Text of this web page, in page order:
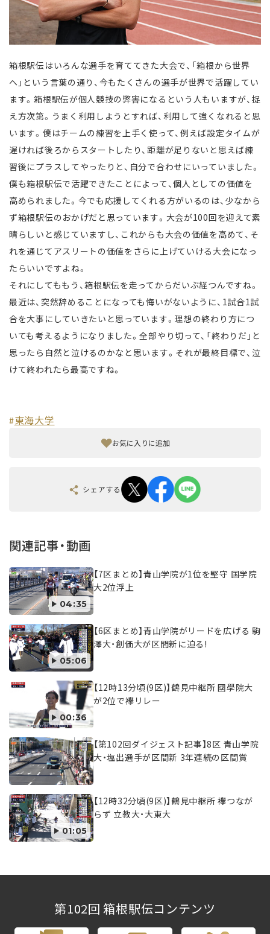
箱根駅伝はいろんな選手を育ててきた大会で、「箱根から世界
へ」という言葉の通り、今もたくさんの選手が世界で活躍してい
ます。箱根駅伝が個人競技の弊害になるという人もいますが、捉
え方次第。うまく利用しようとすれば、利用して強くなれると思
います。僕はチームの練習を上手く使って、例えば設定タイムが
遅ければ後ろからスタートしたり、距離が足りないと思えば練
習後にプラスしてやったりと、自分で合わせにいっていました。
僕も箱根駅伝で活躍できたことによって、個人としての価値を
高められました。今でも応援してくれる方がいるのは、少なから
ず箱根駅伝のおかげだと思っています。大会が100回を迎えて素
晴らしいと感じていますし、これからも大会の価値を高めて、そ
れを通じてアスリートの価値をさらに上げていける大会になっ
たらいいですよね。
それにしてももう、箱根駅伝を走ってからだいぶ経つんですね。
最近は、突然辞めることになっても悔いがないように、1試合1試
合を大事にしていきたいと思っています。理想の終わり方につ
いても考えるようになりました。全部やり切って、「終わりだ」と
思ったら自然と泣けるのかなと思います。それが最終目標で、泣
けて終われたら最高ですね。
#東海大学
お気に入りに追加
シェアする
関連記事・動画
04:35
【7区まとめ】青山学院が1位を堅守 国学院
大2位浮上
05:06
【6区まとめ】青山学院がリードを広げる 駒
澤大・創価大が区間新に迫る!
00:36
【12時13分頃(9区)】鶴見中継所 國學院大
が2位で襷リレー
【第102回ダイジェスト記事】8区 青山学院
大・塩出選手が区間新 3年連続の区間賞
01:05
【12時32分頃(9区)】鶴見中継所 襷つなが
らず 立教大・大東大
第102回 箱根駅伝コンテンツ